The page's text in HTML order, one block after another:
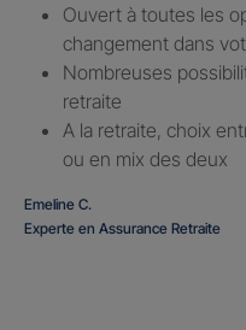
Ouvert à toutes les
changement dans
Nombreuses
retraite
A la retraite, choix
ou en mix des deux
Emeline C.
Experte en Assurance Retraite